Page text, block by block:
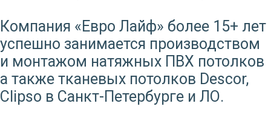
Компания «Евро Лайф» более 15+ лет
успешно занимается производством
и монтажом натяжных ПВХ потолков
а также тканевых потолков Descor,
Clipso в Санкт-Петербурге и ЛО.